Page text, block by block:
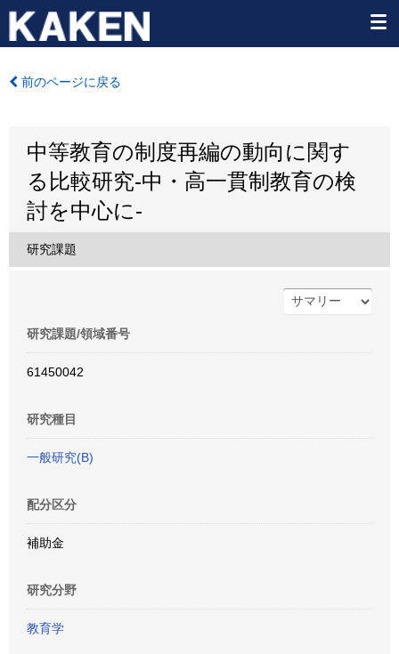
前のページに戻る
中等教育の制度再編の動向に関す
る比較研究-中・高一貫制教育の検
討を中心に-
研究課題
研究課題/領域番号
61450042
研究種目
一般研究(B)
配分区分
補助金
研究分野
教育学